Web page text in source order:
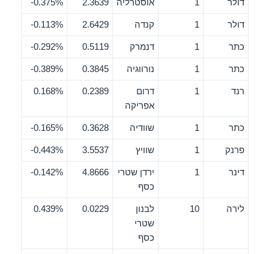
דולר 1 אוסטרליה 2.3639
0.375%-
דולר 1 קנדה 2.6429
0.113%-
כתר 1 דנמרק 0.5119
0.292%-
כתר 1 נורווגיה 0.3845
0.389%-
רנד 1
דרום
אפריקה
0.2389
0.168%
כתר 1 שוודיה 0.3628
0.165%-
פרנק 1 שוויץ 3.5537
0.443%-
דינר 1
ירדן שטרי
כסף
4.8666
0.142%-
לירה 10
לבנון
שטרי
כסף
0.0229
0.439%